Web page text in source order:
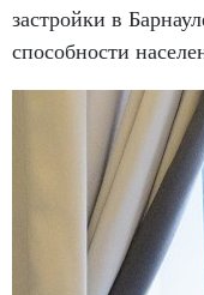
застройки в
способности